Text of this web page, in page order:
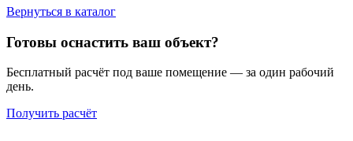
Вернуться в каталог
Готовы оснастить ваш объект?
Бесплатный расчёт под ваше помещение — за один рабочий
день.
Получить расчёт